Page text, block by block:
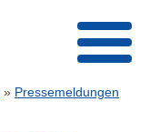
» Pressemeldungen